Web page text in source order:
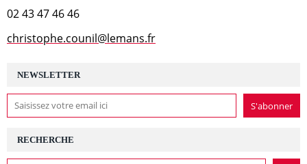
NEWSLETTER
RECHERCHE
02 43 47 46 46
christophe.counil@lemans.fr